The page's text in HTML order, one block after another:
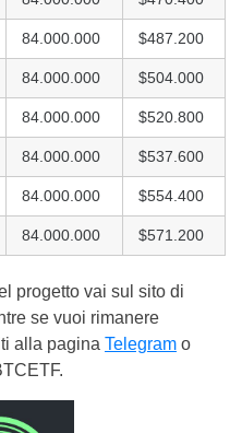
84.000.000 $487.200
84.000.000 $504.000
84.000.000 $520.800
84.000.000 $537.600
84.000.000 $554.400
84.000.000 $571.200
progetto vai sul sito di
se vuoi rimanere
alla pagina Telegram o